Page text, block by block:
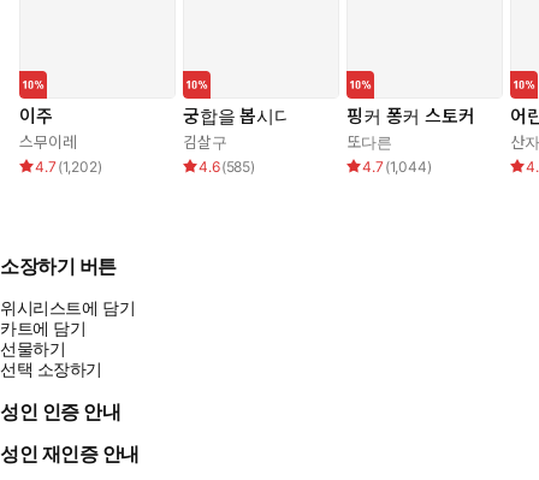
이주
스무이레
4.7 (1,202)
궁합을 봅시다
김살구
4.6(585)
핑커 퐁커 스토커
또다른
4.7 (1,044)
어
산
소장하기 버튼
위시리스트에 담기
카트에 담기
선물하기
선택 소장하기
성인 인증 안내
성인 재인증 안내